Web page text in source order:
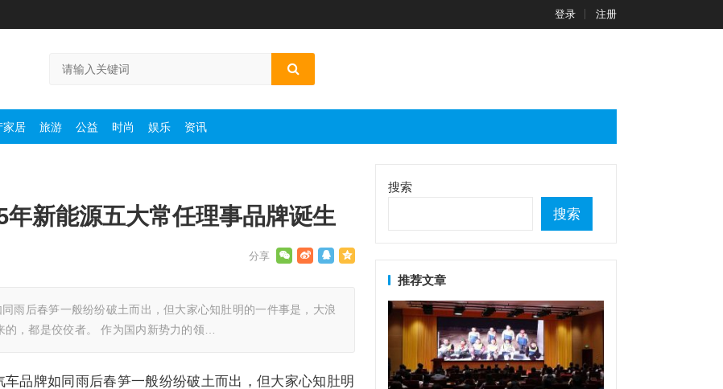
登录 注册
家居 旅游 公益 时尚 娱乐 资讯
新能源五大常任理事品牌诞生
雨后春笋一般纷纷破土而出，但大家心知肚明的一件事是，大浪
，都是佼佼者。 作为国内新势力的领…
品牌如同雨后春笋一般纷纷破土而出，但大家心知肚明
搜索
搜索
推荐文章